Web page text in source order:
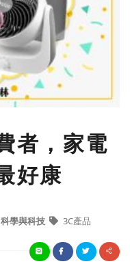
者，家電
好康
科學與科技 3C產品